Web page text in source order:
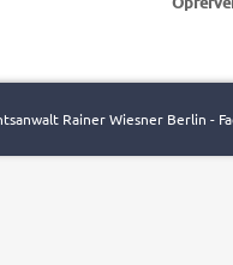
Rainer Wiesner Berlin -